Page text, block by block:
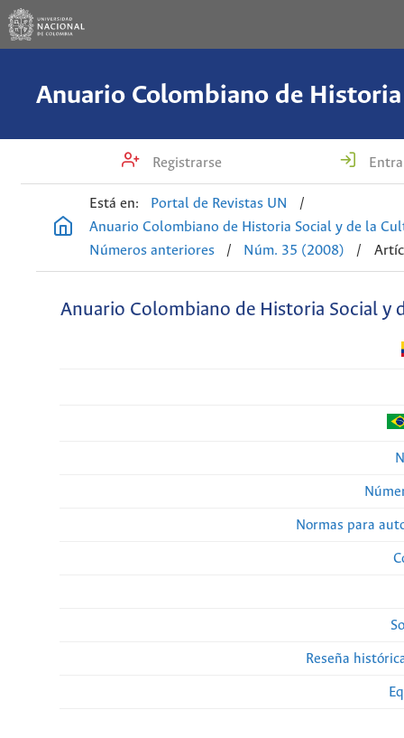
Registrarse
Está en: Portal de Revistas UN
/
Anuario Colombiano de Historia Social y de la
Números anteriores
/ Núm. 35 (2008) /
Anuario Colombiano de Historia Social y
Normas para
Reseña